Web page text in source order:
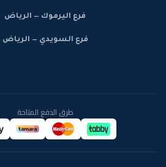
فرع اليرموك — الرياض
فرع السويدي — الرياض
طرق الدفع المتاحة